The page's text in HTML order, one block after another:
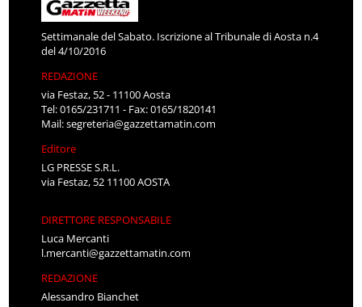
Settimanale del Sabato. Iscrizione al Tribunale di Aosta n.4
del 4/10/2016
REDAZIONE
via Festaz, 52 - 11100 Aosta
Tel: 0165/231711 - Fax: 0165/1820141
Mail:segreteria@gazzettamatin.com
Editore
LG PRESSE S.R.L.
via Festaz, 52 11100 AOSTA
DIRETTORE RESPONSABILE
Luca Mercanti
l.mercanti@gazzettamatin.com
REDAZIONE
Alessandro Bianchet